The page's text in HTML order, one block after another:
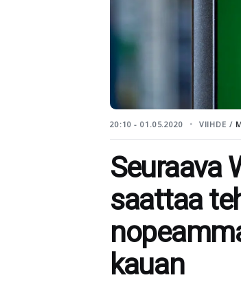
20:10 - 01.05.2020 VIIHDE /
Seuraava
saattaa
kauan